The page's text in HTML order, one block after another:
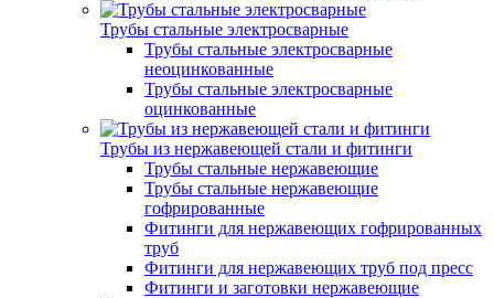
Трубы стальные электросварные
Трубы стальные электросварные
неоцинкованные
Трубы стальные электросварные
оцинкованные
Трубы из нержавеющей стали и фитинги
Трубы стальные нержавеющие
Трубы стальные нержавеющие
гофрированные
Фитинги для нержавеющих гофрированных
труб
Фитинги для нержавеющих труб под пресс
Фитинги и заготовки нержавеющие